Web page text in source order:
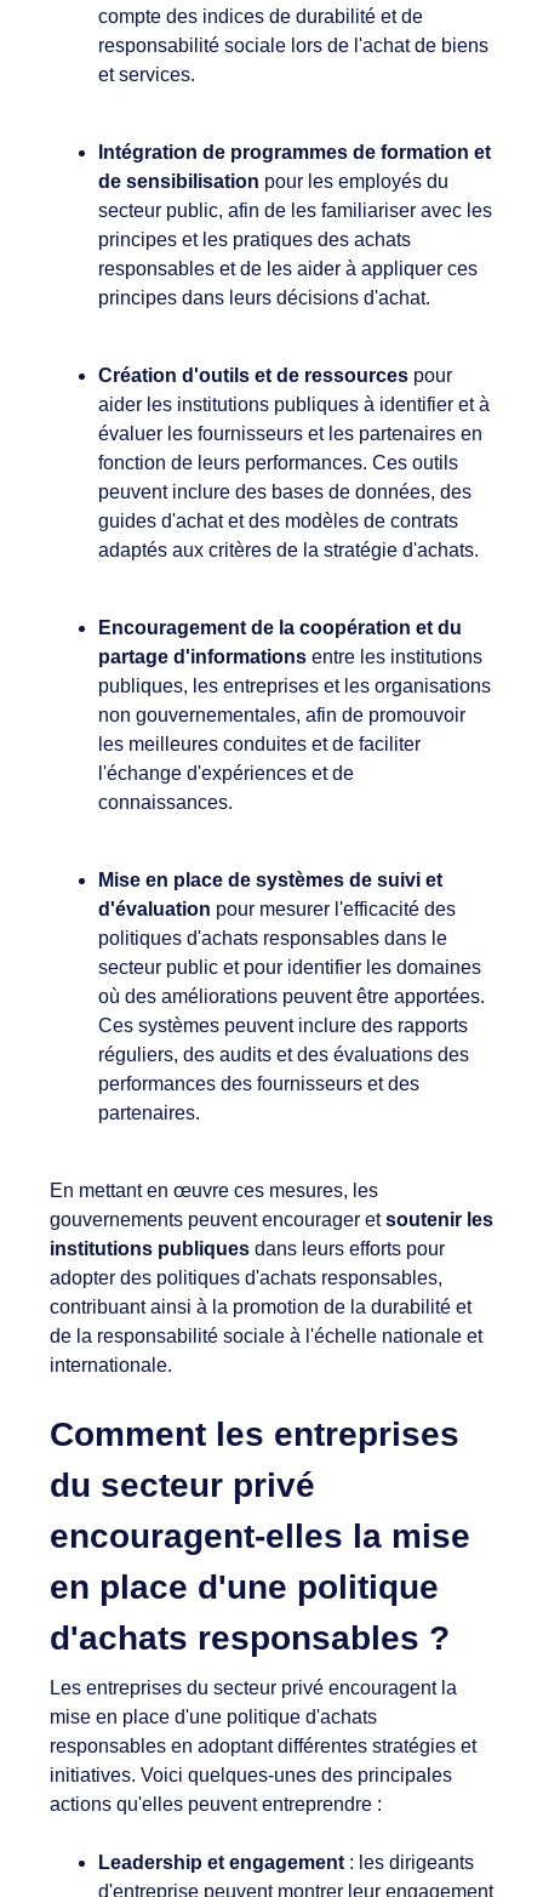
compte des indices de durabilité et de
responsabilité sociale lors de l'achat de biens
et services.
Intégration de programmes de formation et
de sensibilisation pour les employés du
secteur public, afin de les familiariser avec les
principes et les pratiques des achats
responsables et de les aider à appliquer ces
principes dans leurs décisions d'achat.
Création d'outils et de ressources pour
aider les institutions publiques à identifier et à
évaluer les fournisseurs et les partenaires en
fonction de leurs performances. Ces outils
peuvent inclure des bases de données, des
guides d'achat et des modèles de contrats
adaptés aux critères de la stratégie d'achats.
Encouragement de la coopération et du
partage d'informations entre les institutions
publiques, les entreprises et les organisations
non gouvernementales, afin de promouvoir
les meilleures conduites et de faciliter
l'échange d'expériences et de
connaissances.
Mise en place de systèmes de suivi et
d'évaluation pour mesurer l'efficacité des
politiques d'achats responsables dans le
secteur public et pour identifier les domaines
où des améliorations peuvent être apportées.
Ces systèmes peuvent inclure des rapports
réguliers, des audits et des évaluations des
performances des fournisseurs et des
partenaires.
En mettant en œuvre ces mesures, les
gouvernements peuvent encourager etsoutenir les
institutions publiques dans leurs efforts pour
adopter des politiques d'achats responsables,
contribuant ainsi à la promotion de la durabilité et
de la responsabilité sociale à l'échelle nationale et
internationale.
Comment les entreprises
du secteur privé
encouragent-elles la mise
en place d'une politique
d'achats responsables ?
Les entreprises du secteur privé encouragent la
mise en place d'une politique d'achats
responsables en adoptant différentes stratégies et
initiatives. Voici quelques-unes des principales
actions qu'elles peuvent entreprendre :
Leadership et engagement : les dirigeants
d'entreprise peuvent montrer leur engagement